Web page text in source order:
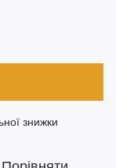
знижки